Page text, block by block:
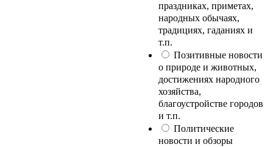
праздниках, приметах,
народных обычаях,
традициях, гаданиях и
т.п.
Позитивные новости
о природе и животных,
достижениях народного
хозяйства,
благоустройстве городов
и т.п.
Политические
новости и обзоры